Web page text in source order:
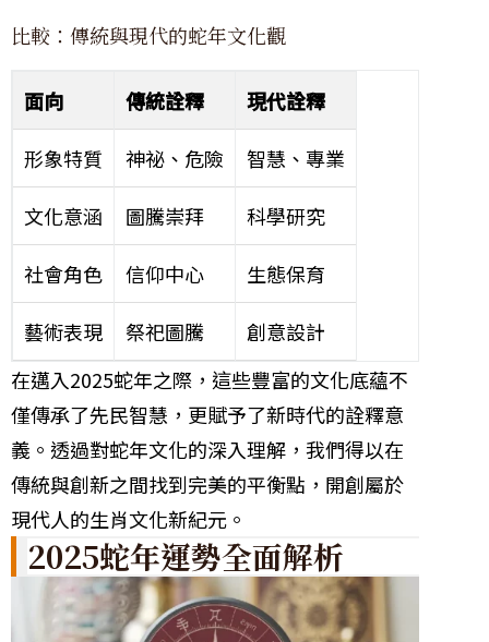
比較：傳統與現代的蛇年文化觀
面向 傳統詮釋 現代詮釋
形象特質 神祕、危險 智慧、專業
文化意涵 圖騰崇拜 科學研究
社會角色 信仰中心 生態保育
藝術表現 祭祀圖騰
創意設計
在邁入2025蛇年之際，這些豐富的文化底蘊不
僅傳承了先民智慧，更賦予了新時代的詮釋意
義。透過對蛇年文化的深入理解，我們得以在
傳統與創新之間找到完美的平衡點，開創屬於
現代人的生肖文化新紀元。
2025蛇年運勢全面解析